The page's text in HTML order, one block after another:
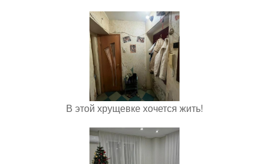
В этой хрущевке хочется жить!